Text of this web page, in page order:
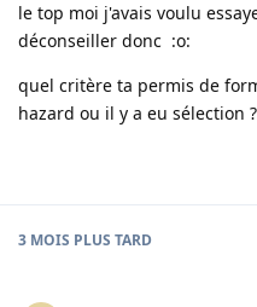
le top moi j'avais voulu
déconseiller donc :o:
quel critère ta permis de
hazard ou il y a eu sélection ?
3 MOIS PLUS TARD